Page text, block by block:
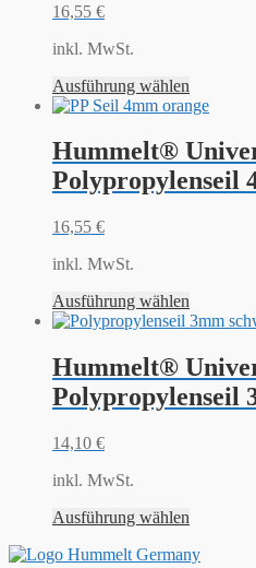
16,55 €
inkl. MwSt.
Ausführung wählen
Hummelt®
Polypropylenseil
16,55 €
inkl. MwSt.
Ausführung wählen
Hummelt®
Polypropylenseil
14,10 €
inkl. MwSt.
Ausführung wählen